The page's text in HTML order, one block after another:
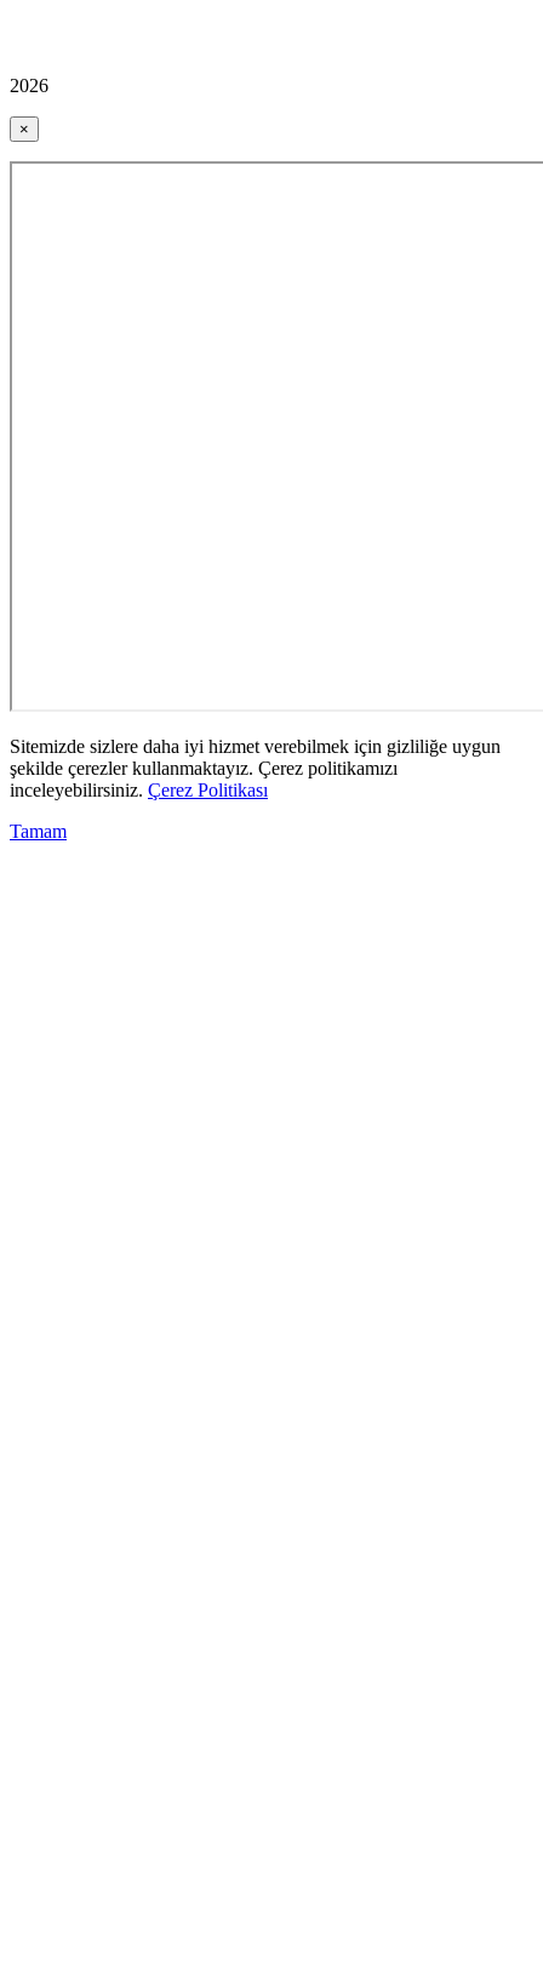
2026
×
Sitemizde sizlere daha iyi hizmet verebilmek için gizliliğe uygun
şekilde çerezler kullanmaktayız. Çerez politikamızı
inceleyebilirsiniz. Çerez Politikası
Tamam